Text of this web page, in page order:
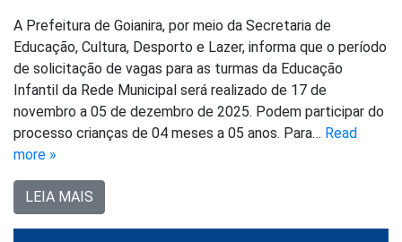
A Prefeitura de Goianira, por meio da Secretaria de
Educação, Cultura, Desporto e Lazer, informa que o período
de solicitação de vagas para as turmas da Educação
Infantil da Rede Municipal será realizado de 17 de
novembro a 05 de dezembro de 2025. Podem participar do
processo crianças de 04 meses a 05 anos. Para… Read
more »
LEIA MAIS